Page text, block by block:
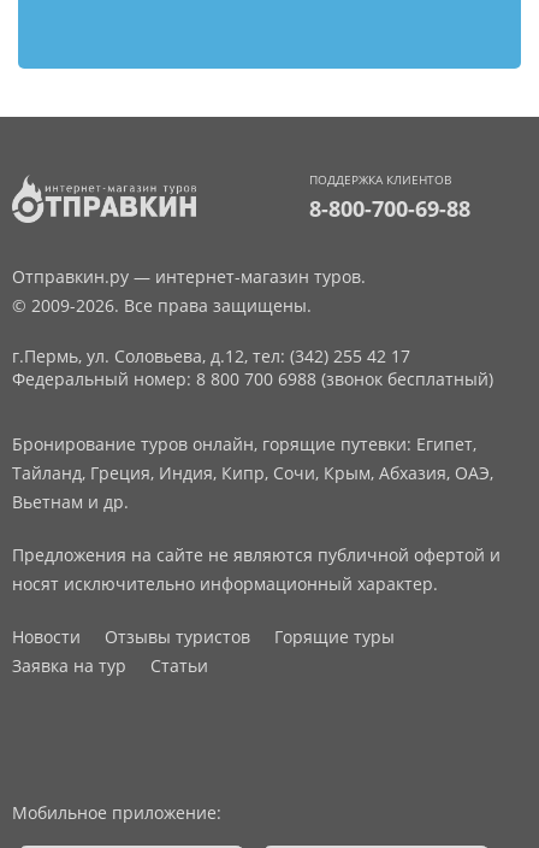
ПОДДЕРЖКА КЛИЕНТОВ
8-800-700-69-88
Отправкин.ру — интернет-магазин туров.
© 2009-2026. Все права защищены.
г.Пермь, ул. Соловьева, д.12, тел: (342) 255 42 17
Федеральный номер: 8 800 700 6988 (звонок бесплатный)
Бронирование туров онлайн, горящие путевки: Египет,
Тайланд, Греция, Индия, Кипр, Сочи, Крым, Абхазия, ОАЭ,
Вьетнам и др.
Предложения на сайте не являются публичной офертой и
носят исключительно информационный характер.
Новости Отзывы туристов
Горящие туры
Заявка на тур
Статьи
Мобильное приложение: